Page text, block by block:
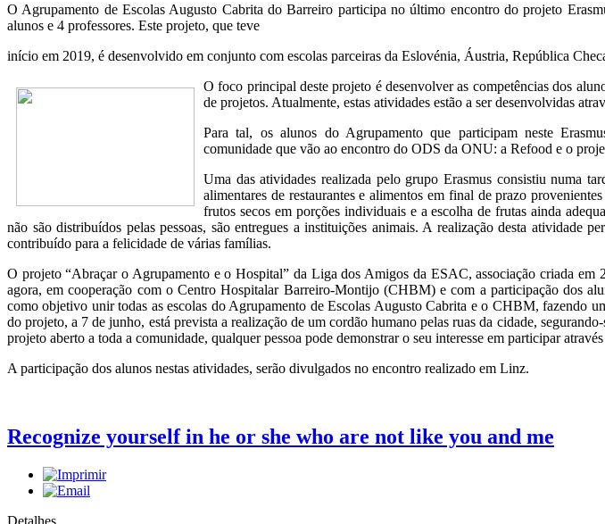
O Agrupamento de Escolas Augusto Cabrita do Barreiro participa no último encontro do projeto
alunos e 4 professores. Este projeto, que teve
início em 2019, é desenvolvido em conjunto com escolas parceiras da Eslovénia, Áustria, República
O foco principal deste projeto é desenvolver as competências dos
de projetos. Atualmente, estas atividades estão a ser desenvolvidas
Para tal, os alunos do Agrupamento que participam neste
comunidade que vão ao encontro do ODS da ONU: a Refood e o
Uma das atividades realizada pelo grupo Erasmus consistiu numa
alimentares de restaurantes e alimentos em final de prazo
frutos secos em porções individuais e a escolha de frutas ainda
não são distribuídos pelas pessoas, são entregues a instituições animais. A realização desta atividade
contribuído para a felicidade de várias famílias.
O projeto “Abraçar o Agrupamento e o Hospital” da Liga dos Amigos da ESAC, associação criada
agora, em cooperação com o Centro Hospitalar Barreiro-Montijo (CHBM) e com a participação dos
como objetivo unir todas as escolas do Agrupamento de Escolas Augusto Cabrita e o CHBM, fazendo
do projeto, a 7 de junho, está prevista a realização de um cordão humano pelas ruas da cidade,
projeto aberto a toda a comunidade, qualquer pessoa pode demonstrar o seu interesse em participar
A participação dos alunos nestas atividades, serão divulgados no encontro realizado em Linz.
Recognize yourself in he or she who are not like you and me
Detalhes